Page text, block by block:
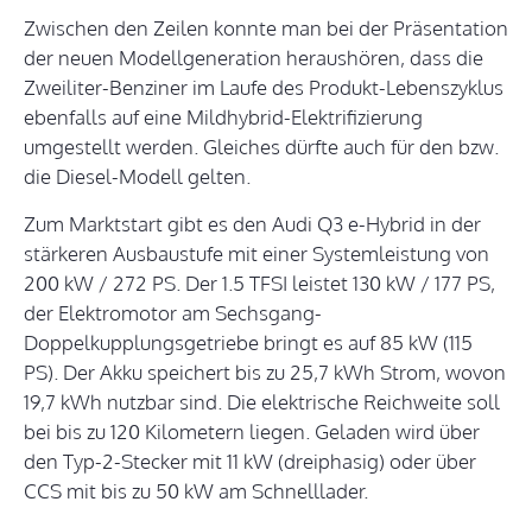
Zwischen den Zeilen konnte man bei der Präsentation
der neuen Modellgeneration heraushören, dass die
Zweiliter-Benziner im Laufe des Produkt-Lebenszyklus
ebenfalls auf eine Mildhybrid-Elektrifizierung
umgestellt werden. Gleiches dürfte auch für den bzw.
die Diesel-Modell gelten.
Zum Marktstart gibt es den Audi Q3 e-Hybrid in der
stärkeren Ausbaustufe mit einer Systemleistung von
200 kW / 272 PS. Der 1.5 TFSI leistet 130 kW / 177 PS,
der Elektromotor am Sechsgang-
Doppelkupplungsgetriebe bringt es auf 85 kW (115
PS). Der Akku speichert bis zu 25,7 kWh Strom, wovon
19,7 kWh nutzbar sind. Die elektrische Reichweite soll
bei bis zu 120 Kilometern liegen. Geladen wird über
den Typ-2-Stecker mit 11 kW (dreiphasig) oder über
CCS mit bis zu 50 kW am Schnelllader.